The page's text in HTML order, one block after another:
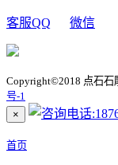
客服QQ 微信
Copyright©2018 点石石
号-1
×
首页